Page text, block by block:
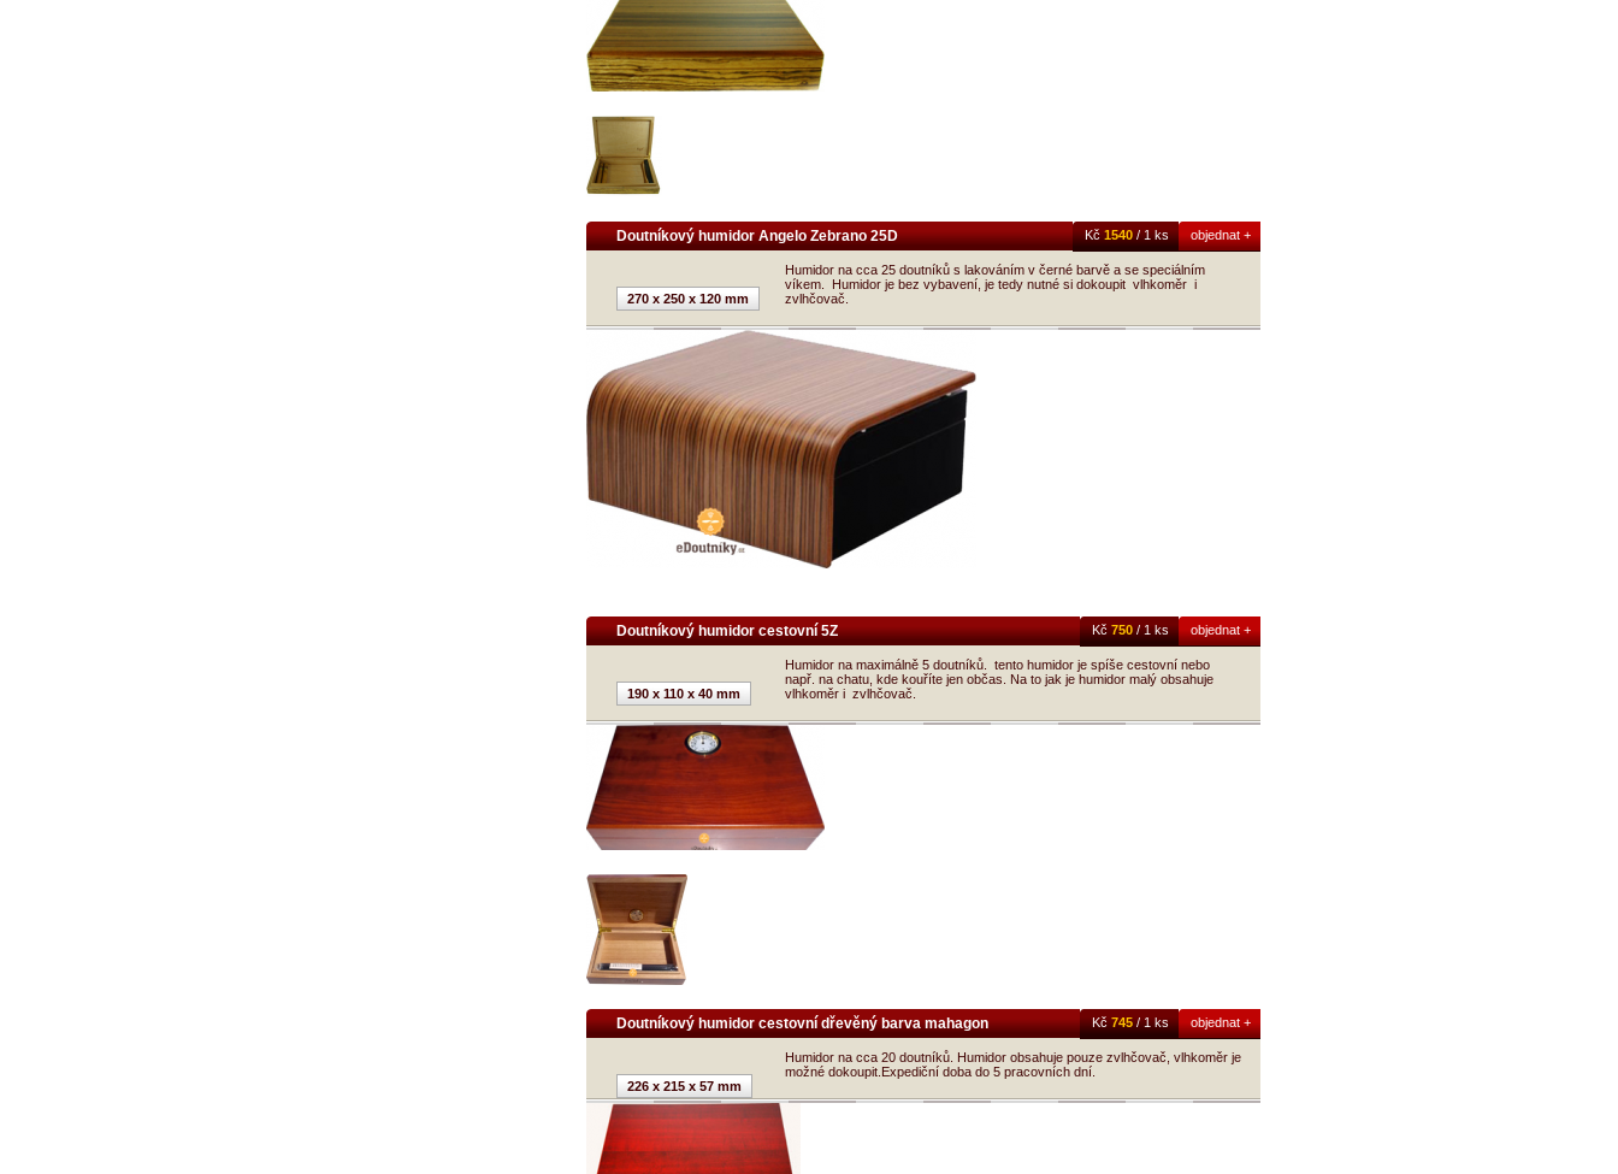
objednat +
Kč1540/ 1 ks
Doutníkový humidor Angelo Zebrano 25D
270 x 250 x 120 mm
Humidor na cca 25 doutníků s lakováním v černé barvě a se speciálním
víkem. Humidor je bez vybavení, je tedy nutné si dokoupit vlhkoměr i
zvlhčovač.
objednat +
Kč750/ 1 ks
Doutníkový humidor cestovní 5Z
190 x 110 x 40 mm
Humidor na maximálně 5 doutníků. tento humidor je spíše cestovní nebo
např. na chatu, kde kouříte jen občas. Na to jak je humidor malý obsahuje
vlhkoměr i zvlhčovač.
objednat +
Kč745/ 1 ks
Doutníkový humidor cestovní dřevěný barva mahagon
226 x 215 x 57 mm
Humidor na cca 20 doutníků. Humidor obsahuje pouze zvlhčovač, vlhkoměr je
možné dokoupit.Expediční doba do 5 pracovních dní.